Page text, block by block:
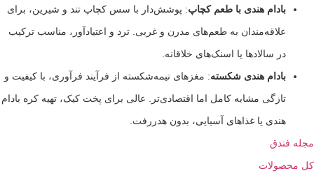
بادام هندی با طعم کچاپ: پوشش‌دار با سس کچاپ تند و شیرین، برای
علاقه‌مندان به طعم‌های مدرن و غربی. ترد و اعتیادآور، مناسب ترکیب
در سالادها یا اسنک‌های خلاقانه.
بادام هندی شکسته: مغزهای نیمه‌شکسته از فرآیند فرآوری، با کیفیت و
تازگی مشابه کامل اما اقتصادی‌تر. عالی برای پخت کیک، تهیه کره بادام
هندی یا غذاهای آسیایی، بدون هدررفت.